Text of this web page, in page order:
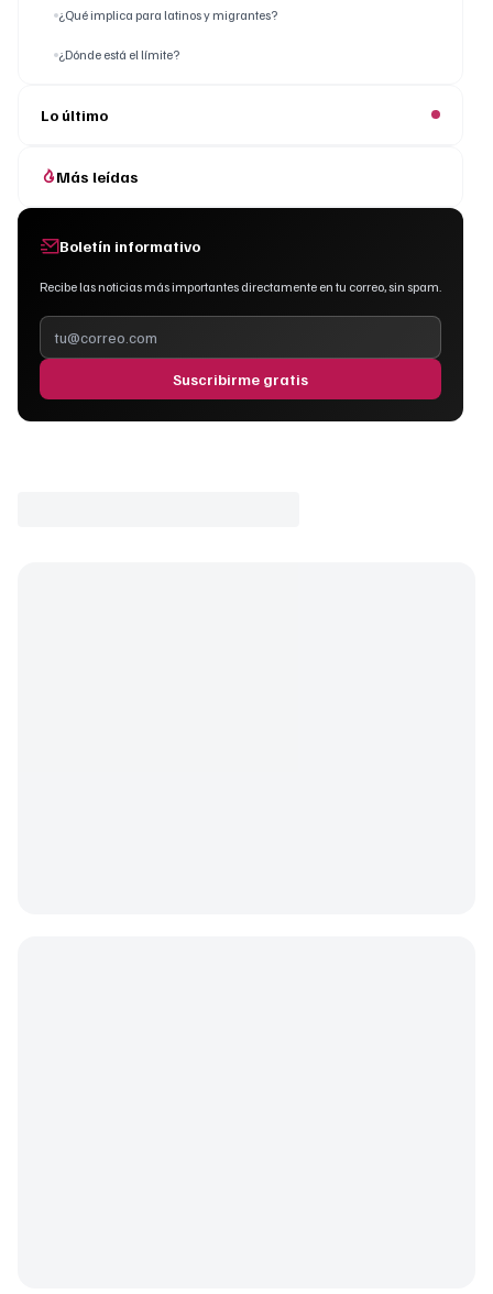
¿Qué implica para latinos y migrantes?
¿Dónde está el límite?
Lo último
Más leídas
Boletín informativo
Recibe las noticias más importantes directamente en tu correo, sin spam.
Suscribirme gratis